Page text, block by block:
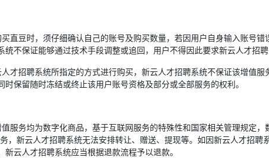
直豆时，须仔细确认自己的账号及购买数量，若因用户自身输入账号
不保证能够通过技术手段调整或追回，用户不得因此要求新云人才招聘
才招聘系统所指定的方式进行购买，新云人才招聘系统不保证该增值
保留随时冻结或终止该用户账号资格及部分或全部服务的权利。
服务均为数字化商品，基于互联网服务的特殊性和国家相关管理规定
，新云人才招聘系统无法安排转让、赠送、提现等。如因新云人才招
云人才招聘系统应当根据退款流程予以退款。